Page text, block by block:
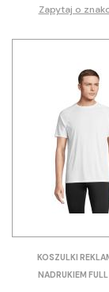
Zapytaj o
KOSZULKI
NADRUKIEM